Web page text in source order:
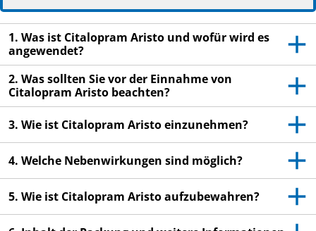
an Ihren Arzt oder Apotheker.
Dieses Arzneimittel wurde Ihnen persönlich
verschrieben. Geben Sie es nicht an Dritte weiter.
Es kann anderen Menschen schaden, auch wenn
diese die gleichen Beschwerden haben wie Sie.
Wenn Sie Nebenwirkungen bemerken, wenden Sie
sich an Ihren Arzt oder Apotheker. Dies gilt auch
für Nebenwirkungen, die nicht in dieser
Packungsbeilage angegeben sind. Siehe Abschnitt
1. Was ist Citalopram Aristo und wofür wird es
angewendet?
2. Was sollten Sie vor der Einnahme von
Citalopram Aristo beachten?
3. Wie ist Citalopram Aristo einzunehmen?
4. Welche Nebenwirkungen sind möglich?
5. Wie ist Citalopram Aristo aufzubewahren?